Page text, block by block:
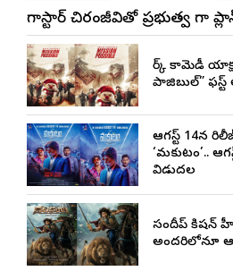
మెగాస్టార్ చిరంజీవితో ప్రభుత్వ మెగా
డార్క్ కామెడీ
పాజిబుల్” ఫస్ట్
ఆగస్ట్ 14న
‘మకుటం’..
విడుదల
సందీప్ కిషన్
అందరిలోనూ